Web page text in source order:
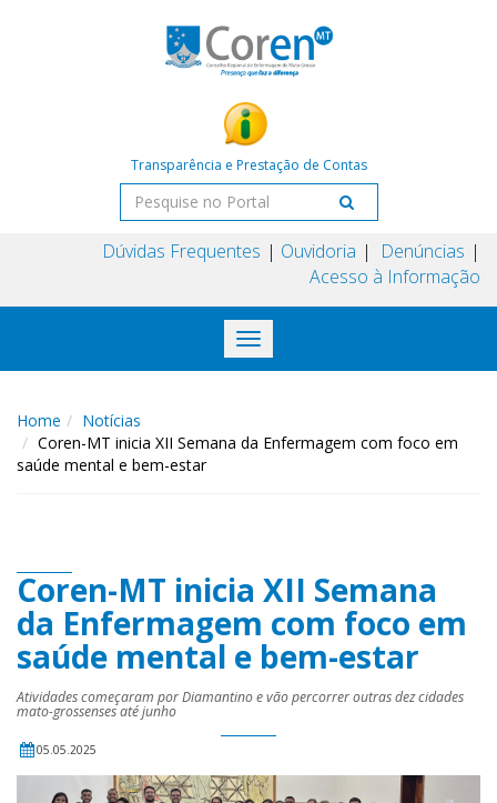
Transparência e Prestação de Contas
Dúvidas Frequentes Ouvidoria
Denúncias
Acesso à Informação
Toggle
navigation
Home
Notícias
Coren-MT inicia XII Semana da Enfermagem com foco em
saúde mental e bem-estar
Coren-MT inicia XII Semana
da Enfermagem com foco em
saúde mental e bem-estar
Atividades começaram por Diamantino e vão percorrer outras dez cidades
mato-grossenses até junho
05.05.2025